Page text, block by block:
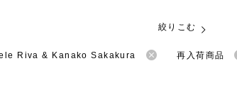
絞りこむ
Riva & Kanako Sakakura 再入荷商品